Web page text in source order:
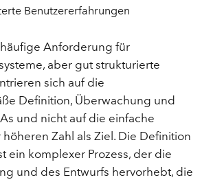
Benutzererfahrungen
Anforderung für
aber gut strukturierte
sich auf die
Definition, Überwachung und
und nicht auf die einfache
Zahl als Ziel. Die Definition
ein komplexer Prozess, der die
und des Entwurfs hervorhebt, die